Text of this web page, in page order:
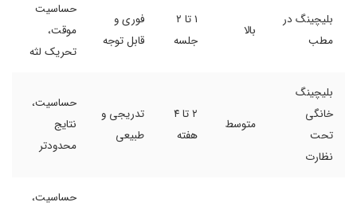
بلیچینگ در
مطب
بالا
۱ تا ۲
جلسه
فوری و
قابل توجه
حساسیت
موقت،
تحریک لثه
بلیچینگ
خانگی
تحت
نظارت
متوسط
۲ تا ۴
هفته
تدریجی و
طبیعی
حساسیت،
نتایج
محدودتر
حساسیت،